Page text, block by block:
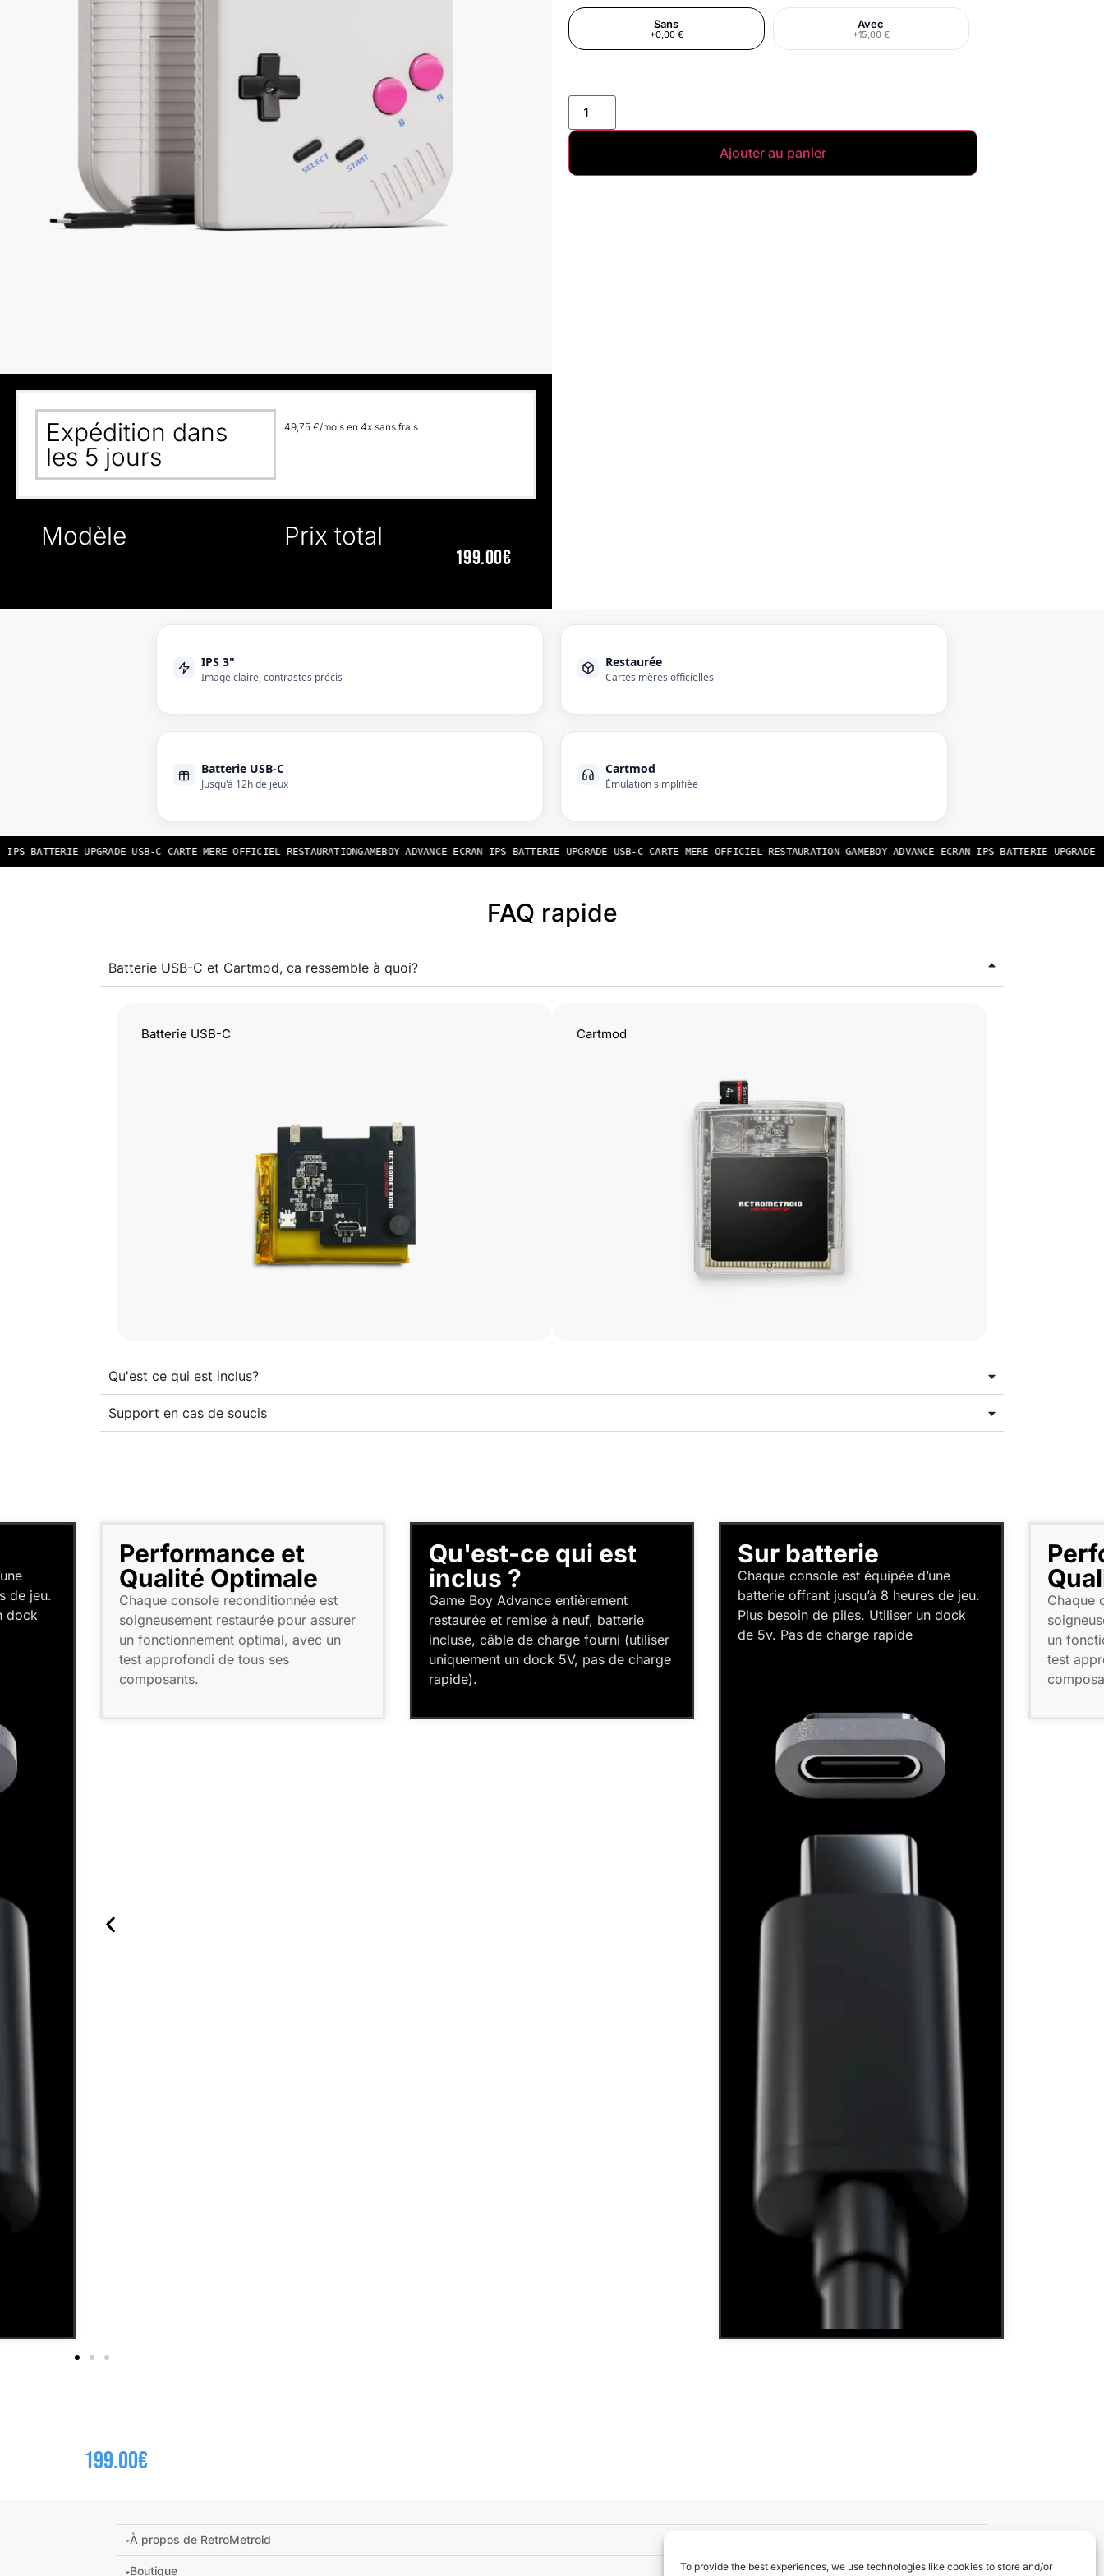
To provide the best experiences, we use technologies like cookies to store and/or
Expédition dans
les 5 jours
49,75 €/mois en 4x sans frais
Modèle Prix total
199.00€
Sans
+0,00 €
Avec
+15,00 €
Ajouter au panier
IPS 3"
Image claire, contrastes précis
Restaurée
Cartes mères officielles
Batterie USB-C
Jusqu'à 12h de jeux
Cartmod
Émulation simplifiée
BATTERIE UPGRADE USB-C CARTE MERE OFFICIEL RESTAURATIONGAMEBOY ADVANCE ECRAN IPS BATTERIE UPGRADE USB-C CARTE MERE OFFICIEL RESTAURATION GAMEBOY ADVANCE ECRAN IPS BATTERIE UPGRADE
FAQ rapide
Batterie USB-C et Cartmod, ca ressemble à quoi?
Batterie USB-C Cartmod
Qu'est ce qui est inclus?
Support en cas de soucis
de jeu.
dock
Performance et
Qualité Optimale
Chaque console reconditionnée est
soigneusement restaurée pour assurer
un fonctionnement optimal, avec un
test approfondi de tous ses
composants.
Qu'est-ce qui est
inclus ?
Game Boy Advance entièrement
restaurée et remise à neuf, batterie
incluse, câble de charge fourni (utiliser
uniquement un dock 5V, pas de charge
rapide).
Sur batterie
Chaque console est équipée d’une
batterie offrant jusqu’à 8 heures de jeu.
Plus besoin de piles. Utiliser un dock
de 5v. Pas de charge rapide
Chaque
un
test
199.00€
À propos de RetroMetroid
Boutique